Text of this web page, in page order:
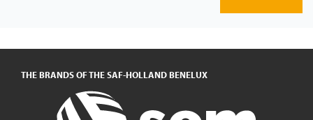
THE BRANDS OF THE SAF-HOLLAND BENELUX